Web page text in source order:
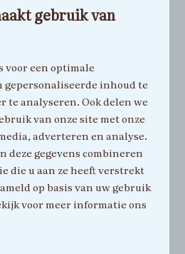
gebruik van
voor een optimale
gepersonaliseerde inhoud te
te analyseren. Ook delen we
van onze site met onze
adverteren en analyse.
deze gegevens combineren
die u aan ze heeft verstrekt
op basis van uw gebruik
voor meer informatie ons